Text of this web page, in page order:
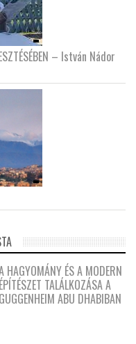
– István Nádor
HAGYOMÁNY ÉS A MODERN
ÉPÍTÉSZET TALÁLKOZÁSA A
GUGGENHEIM ABU DHABIBAN